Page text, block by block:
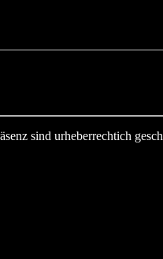
sind urheberrechtich